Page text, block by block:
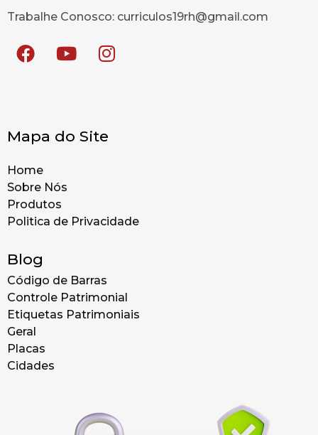
Trabalhe Conosco: curriculos19rh@gmail.com
Mapa do Site
Home
Sobre Nós
Produtos
Politica de Privacidade
Blog
Código de Barras
Controle Patrimonial
Etiquetas Patrimoniais
Geral
Placas
Cidades